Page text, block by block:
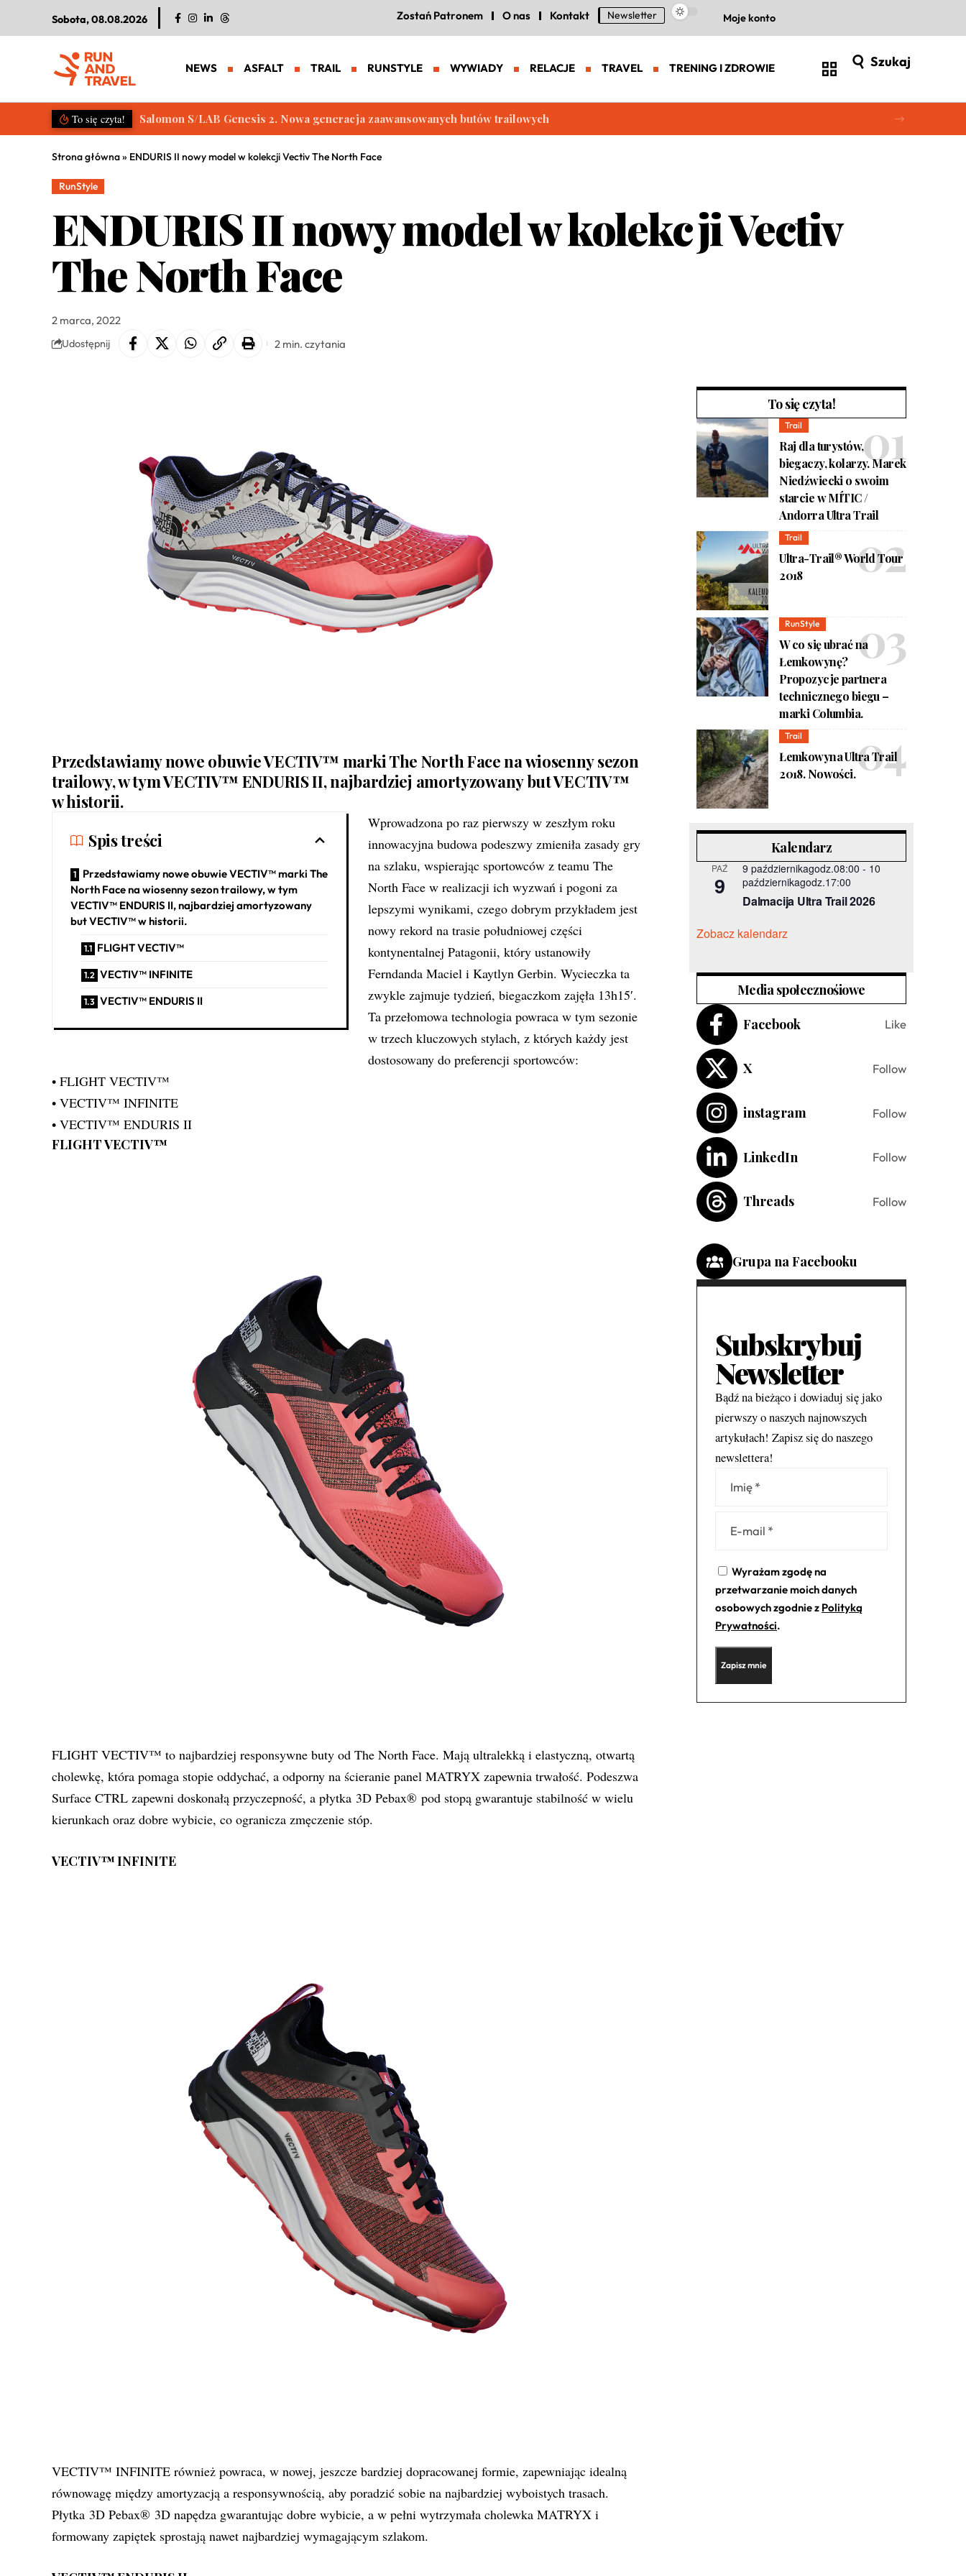
Sobota, 08.08.2026 Zostań Patronem O nas Kontakt Newsletter Moje konto
NEWS ASFALT TRAIL RUNSTYLE WYWIADY RELACJE TRAVEL TRENING I ZDROWIE Szukaj
To się czyta! Salomon S/LAB Genesis 2. Nowa generacja zaawansowanych butów trailowych
Strona główna» ENDURIS II nowy model w kolekcji Vectiv The North Face
RunStyle
ENDURIS II nowy model w kolekcji Vectiv
The North Face
2 marca, 2022
Udostępnij 2 min. czytania
Przedstawiamy nowe obuwie VECTIV™ marki The North Face na wiosenny sezon
trailowy, w tym VECTIV™ ENDURIS II, najbardziej amortyzowany but VECTIV™
w historii.
Spis treści
Przedstawiamy nowe obuwie VECTIV™ marki The
North Face na wiosenny sezon trailowy, w tym
VECTIV™ ENDURIS II, najbardziej amortyzowany
but VECTIV™ w historii.
FLIGHT VECTIV™
VECTIV™ INFINITE
VECTIV™ ENDURIS II
Wprowadzona po raz pierwszy w zeszłym roku
innowacyjna budowa podeszwy zmieniła zasady gry
na szlaku, wspierając sportowców z teamu The
North Face w realizacji ich wyzwań i pogoni za
lepszymi wynikami, czego dobrym przykładem jest
nowy rekord na trasie południowej części
kontynentalnej Patagonii, który ustanowiły
Ferndanda Maciel i Kaytlyn Gerbin. Wycieczka ta
zwykle zajmuje tydzień, biegaczkom zajęła 13h15′.
Ta przełomowa technologia powraca w tym sezonie
w trzech kluczowych stylach, z których każdy jest
dostosowany do preferencji sportowców:
• FLIGHT VECTIV™
• VECTIV™ INFINITE
• VECTIV™ ENDURIS II
FLIGHT VECTIV™
FLIGHT VECTIV™ to najbardziej responsywne buty od The North Face. Mają ultralekką i elastyczną, otwartą
cholewkę, która pomaga stopie oddychać, a odporny na ścieranie panel MATRYX zapewnia trwałość. Podeszwa
Surface CTRL zapewni doskonałą przyczepność, a płytka 3D Pebax® pod stopą gwarantuje stabilność w wielu
kierunkach oraz dobre wybicie, co ogranicza zmęczenie stóp.
VECTIV™ INFINITE
VECTIV™ INFINITE również powraca, w nowej, jeszcze bardziej dopracowanej formie, zapewniając idealną
równowagę między amortyzacją a responsywnością, aby poradzić sobie na najbardziej wyboistych trasach.
Płytka 3D Pebax® 3D napędza gwarantując dobre wybicie, a w pełni wytrzymała cholewka MATRYX i
formowany zapiętek sprostają nawet najbardziej wymagającym szlakom.
To się czyta!
Trail
Raj dla turystów,
biegaczy, kolarzy. Marek
Niedźwiecki o swoim
starcie w MÍTIC /
Andorra Ultra Trail
Trail
Ultra-Trail® World Tour
2018
RunStyle
W co się ubrać na
Łemkowynę?
Propozycje partnera
technicznego biegu –
marki Columbia.
Trail
Łemkowyna Ultra Trail
2018. Nowości.
Kalendarz
PAŹ
9
9 październikagodz.08:00 - 10
październikagodz.17:00
Dalmacija Ultra Trail 2026
Zobacz kalendarz
Media społecznośiowe
Facebook
Like
X Follow
instagram Follow
LinkedIn Follow
Threads Follow
Grupa na Facebooku
Subskrybuj
Newsletter
Bądź na bieżąco i dowiaduj się jako
pierwszy o naszych najnowszych
artykułach! Zapisz się do naszego
newslettera!
Wyrażam zgodę na
przetwarzanie moich danych
osobowych zgodnie z Polityką
Prywatności.
Alternative: